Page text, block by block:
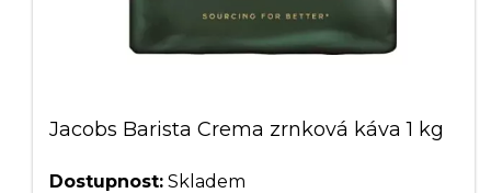
Jacobs Barista Crema zrnková káva 1 kg
Dostupnost: Skladem